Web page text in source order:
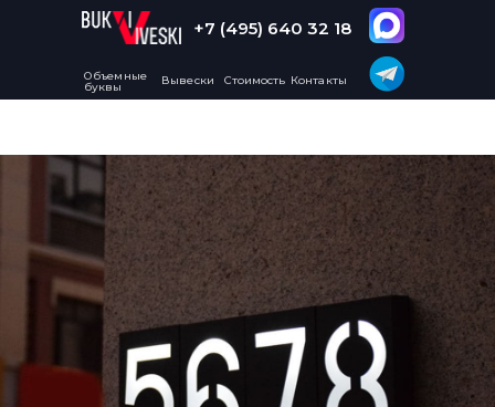
Объемные
буквы Вывески Стоимость Контакты
+7 (495) 640 32 18